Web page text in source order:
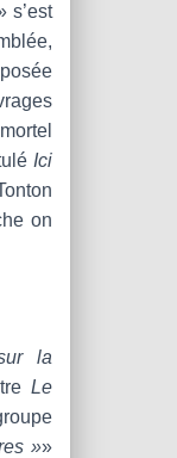
s’est
Ici
on
la
Le
»»